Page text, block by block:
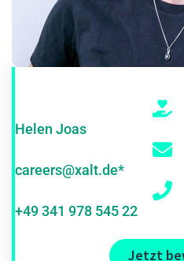
Helen Joas
careers@xalt.de*
+49 341 978 545 22
Jetzt